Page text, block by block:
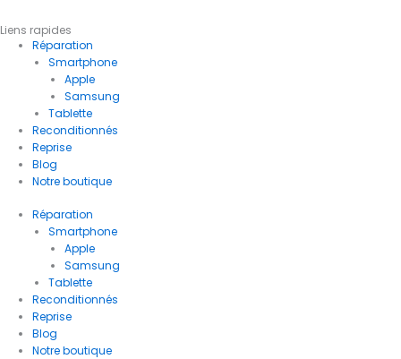
Liens rapides
Réparation
Smartphone
Apple
Samsung
Tablette
Reconditionnés
Reprise
Blog
Notre boutique
Réparation
Smartphone
Apple
Samsung
Tablette
Reconditionnés
Reprise
Blog
Notre boutique